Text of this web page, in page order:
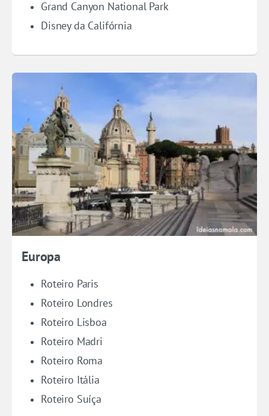
Grand Canyon National Park
Disney da Califórnia
Europa
Roteiro Paris
Roteiro Londres
Roteiro Lisboa
Roteiro Madri
Roteiro Roma
Roteiro Itália
Roteiro Suíça